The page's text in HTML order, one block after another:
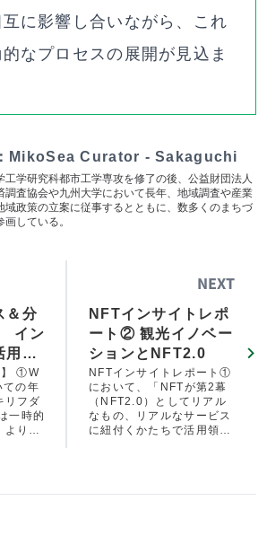
に影響し合いながら、これ
なプロセスの展開が見込ま
MikoSea Curator - Sakaguchi
工学研究科都市工学専攻を修了の後、公益財団法人
調査協会や九州大学において長年、地域調査や産業
域政策の立案に従事するとともに、数多くのまちづ
画している。
＆分
イン
用、
か
材へ
ステ
業で
でい
】 ①W
の年
リフダ
一時的
より成
NEXT
NFTインサイトレポ
ート② 観光イノベー
ションとNFT2.0
NFTインサイトレポート①
において、「NFTが第2幕
（NFT2.0）としてリアル
なもの、リアルなサービス
に紐付くかたちで活用領域